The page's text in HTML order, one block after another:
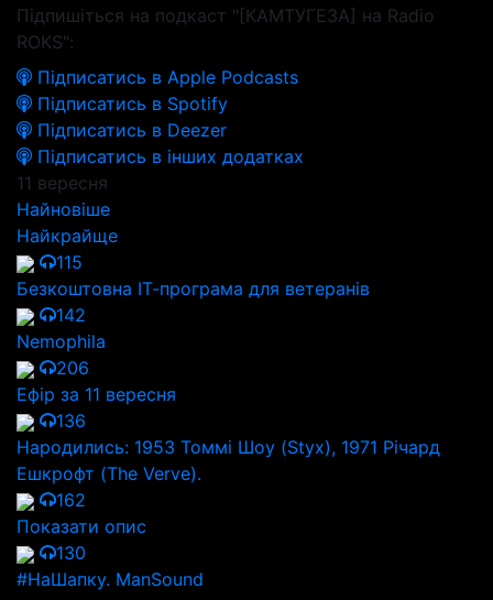
Підпишіться на подкаст "[КАМТУГЕЗА] на Radio
ROKS":
Підписатись в Apple Podcasts
Підписатись в Spotify
Підписатись в Deezer
Підписатись в інших додатках
11 вересня
Найновіше
Найкрайще
115
Безкоштовна ІТ-програма для ветеранів
142
Nemophila
206
Ефір за 11 вересня
136
Народились: 1953 Томмі Шоу (Styx), 1971 Річард
Ешкрофт (The Verve).
162
Показати опис
130
#НаШапку. ManSound